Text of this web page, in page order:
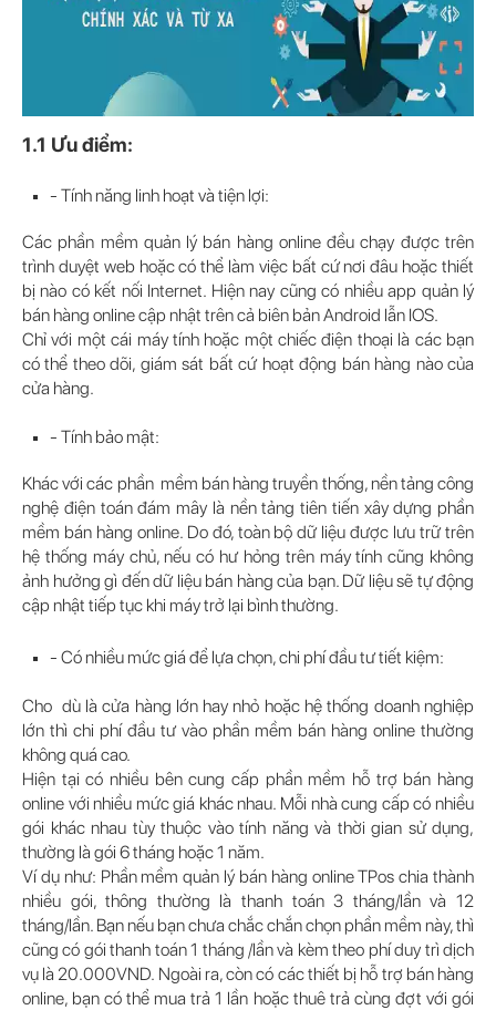
1.1 Ưu điểm:
- Tính năng linh hoạt và tiện lợi:
Các phần mềm quản lý bán hàng online đều chạy được trên
trình duyệt web hoặc có thể làm việc bất cứ nơi đâu hoặc thiết
bị nào có kết nối Internet. Hiện nay cũng có nhiều app quản lý
bán hàng online cập nhật trên cả biên bản Android lẫn IOS.
Chỉ với một cái máy tính hoặc một chiếc điện thoại là các bạn
có thể theo dõi, giám sát bất cứ hoạt động bán hàng nào của
cửa hàng.
- Tính bảo mật:
Khác với các phần mềm bán hàng truyền thống, nền tảng công
nghệ điện toán đám mây là nền tảng tiên tiến xây dựng phần
mềm bán hàng online. Do đó, toàn bộ dữ liệu được lưu trữ trên
hệ thống máy chủ, nếu có hư hỏng trên máy tính cũng không
ảnh hưởng gì đến dữ liệu bán hàng của bạn. Dữ liệu sẽ tự động
cập nhật tiếp tục khi máy trở lại bình thường.
- Có nhiều mức giá để lựa chọn, chi phí đầu tư tiết kiệm:
Cho dù là cửa hàng lớn hay nhỏ hoặc hệ thống doanh nghiệp
lớn thì chi phí đầu tư vào phần mềm bán hàng online thường
không quá cao.
Hiện tại có nhiều bên cung cấp phần mềm hỗ trợ bán hàng
online với nhiều mức giá khác nhau. Mỗi nhà cung cấp có nhiều
gói khác nhau tùy thuộc vào tính năng và thời gian sử dụng,
thường là gói 6 tháng hoặc 1 năm.
Ví dụ như: Phần mềm quản lý bán hàng online TPos chia thành
nhiều gói, thông thường là thanh toán 3 tháng/lần và 12
tháng/lần. Bạn nếu bạn chưa chắc chắn chọn phần mềm này, thì
cũng có gói thanh toán 1 tháng /lần và kèm theo phí duy trì dịch
vụ là 20.000VND. Ngoài ra, còn có các thiết bị hỗ trợ bán hàng
online, bạn có thể mua trả 1 lần hoặc thuê trả cùng đợt với gói